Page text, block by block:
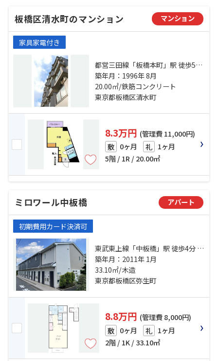
板橋区清水町のマンション マンション
家具家電付き
都営三田線「板橋本町」駅 徒歩5分
都営三田線「本蓮沼」駅 徒歩5分 埼
京線「十条」駅 徒歩23分
築年月：1996年 8月
20.00㎡/鉄筋コンクリート
東京都板橋区清水町
8.3万円 (管理費 11,000円)
敷 0ヶ月 礼 1ヶ月
5階 / 1R / 20.00㎡
ミロワール中板橋 アパート
初期費用カード決済可
東武東上線「中板橋」駅 徒歩4分 東
武東上線「ときわ台」駅 徒歩7分 都
営三田線「板橋本町」駅 徒歩19分
築年月：2011年 1月
33.10㎡/木造
東京都板橋区弥生町
8.8万円 (管理費 8,000円)
敷 0ヶ月 礼 1ヶ月
2階 / 1K / 33.10㎡